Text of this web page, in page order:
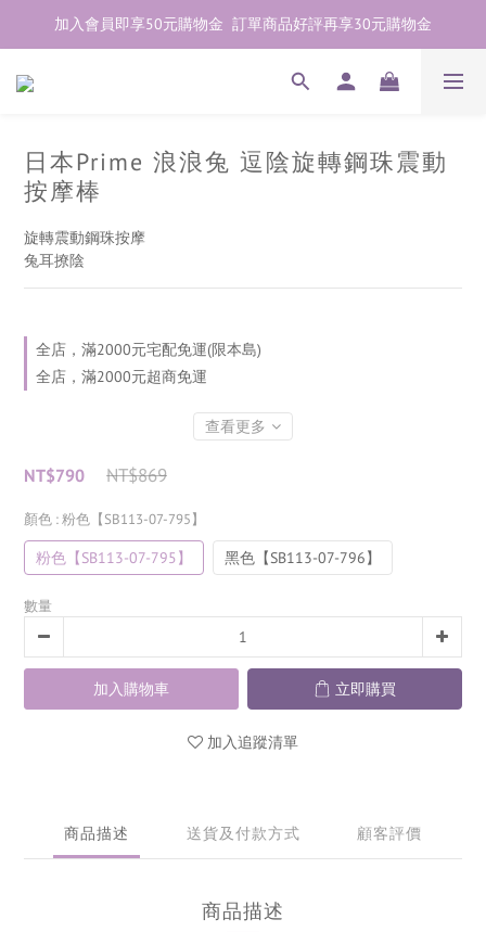
加入會員即享50元購物金  訂單商品好評再享30元購物金
加入會員即享50元購物金  訂單商品好評再享30元購物金
歡迎點右下紫色💬諮詢線上親密顧問
日本Prime 浪浪兔 逗陰旋轉鋼珠震動
按摩棒
旋轉震動鋼珠按摩
兔耳撩陰
全店，滿2000元宅配免運(限本島)
全店，滿2000元超商免運
查看更多
NT$790 NT$869
顏色 : 粉色【SB113-07-795】
粉色【SB113-07-795】 黑色【SB113-07-796】
數量
加入購物車 立即購買
加入追蹤清單
商品描述 送貨及付款方式 顧客評價
商品描述